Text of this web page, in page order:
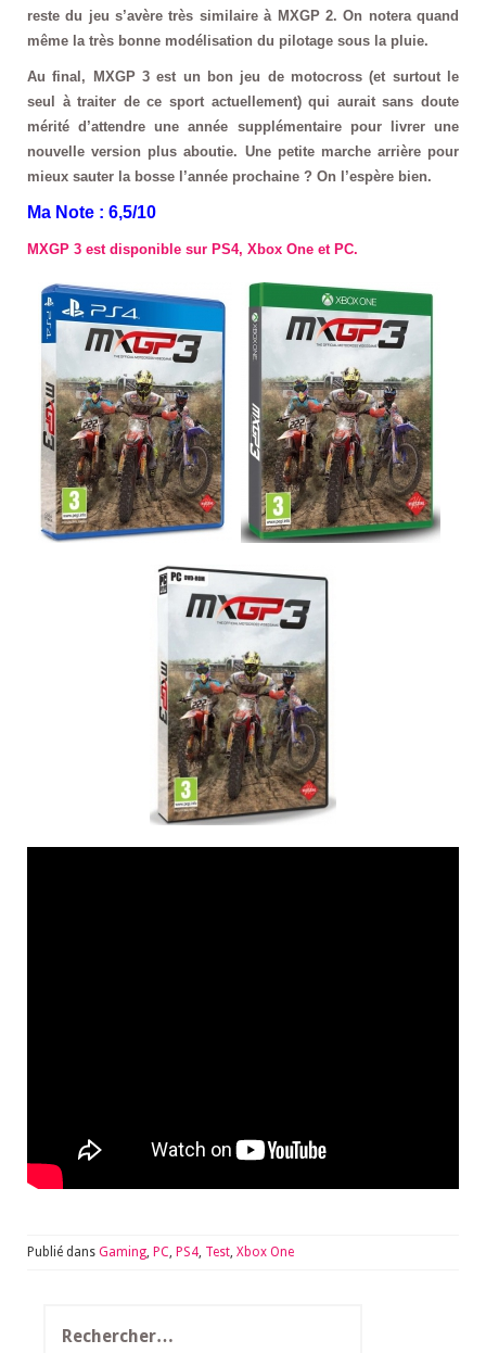
reste du jeu s’avère très similaire à MXGP 2. On notera quand
même la très bonne modélisation du pilotage sous la pluie.
Au final, MXGP 3 est un bon jeu de motocross (et surtout le
seul à traiter de ce sport actuellement) qui aurait sans doute
mérité d’attendre une année supplémentaire pour livrer une
nouvelle version plus aboutie. Une petite marche arrière pour
mieux sauter la bosse l’année prochaine ? On l’espère bien.
Ma Note : 6,5/10
MXGP 3 est disponible sur PS4, Xbox One et PC.
Publié dans Gaming, PC, PS4, Test, Xbox One